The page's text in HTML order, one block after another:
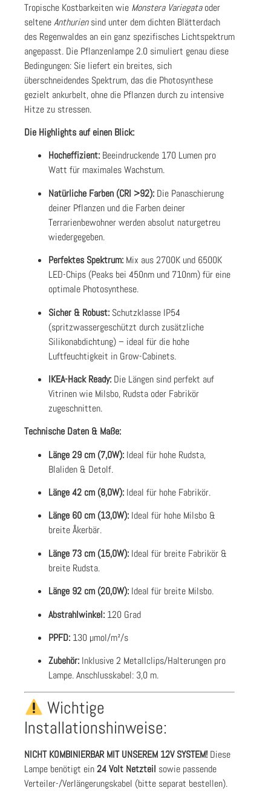
Tropische Kostbarkeiten wie Monstera Variegataoder
selteneAnthuriensind unter dem dichten Blätterdach
des Regenwaldes an ein ganz spezifisches Lichtspektrum
angepasst. Die Pflanzenlampe 2.0 simuliert genau diese
Bedingungen: Sie liefert ein breites, sich
überschneidendes Spektrum, das die Photosynthese
gezielt ankurbelt, ohne die Pflanzen durch zu intensive
Hitze zu stressen.
Die Highlights auf einen Blick:
Hocheffizient: Beeindruckende 170 Lumen pro
Watt für maximales Wachstum.
Natürliche Farben (CRI >92): Die Panaschierung
deiner Pflanzen und die Farben deiner
Terrarienbewohner werden absolut naturgetreu
wiedergegeben.
Perfektes Spektrum: Mix aus 2700K und 6500K
LED-Chips (Peaks bei 450nm und 710nm) für eine
optimale Photosynthese.
Sicher & Robust: Schutzklasse IP54
(spritzwassergeschützt durch zusätzliche
Silikonabdichtung) – ideal für die hohe
Luftfeuchtigkeit in Grow-Cabinets.
IKEA-Hack Ready: Die Längen sind perfekt auf
Vitrinen wie Milsbo, Rudsta oder Fabrikör
zugeschnitten.
Technische Daten & Maße:
Länge 29 cm (7,0W): Ideal für hohe Rudsta,
Blaliden & Detolf.
Länge 42 cm (8,0W): Ideal für hohe Fabrikör.
Länge 60 cm (13,0W): Ideal für hohe Milsbo &
breite Åkerbär.
Länge 73 cm (15,0W): Ideal für breite Fabrikör &
breite Rudsta.
Länge 92 cm (20,0W): Ideal für breite Milsbo.
Abstrahlwinkel: 120 Grad
PPFD: 130 µmol/m²/s
Zubehör: Inklusive 2 Metallclips/Halterungen pro
Lampe. Anschlusskabel: 3,0 m.
Wichtige
Installationshinweise:
NICHT KOMBINIERBAR MIT UNSEREM 12V SYSTEM! Diese
Lampe benötigt ein24 Volt Netzteil sowie passende
Verteiler-/Verlängerungskabel (bitte separat bestellen).